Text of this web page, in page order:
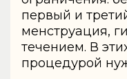
первый и
менструация,
течением. В
процедурой